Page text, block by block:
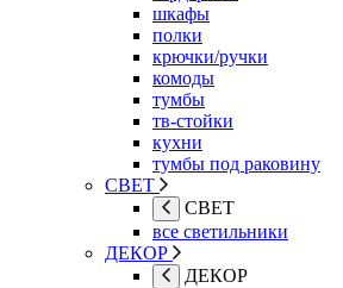
шкафы
полки
крючки/ручки
комоды
тумбы
тв-стойки
кухни
тумбы под раковину
СВЕТ
СВЕТ
все светильники
ДЕКОР
ДЕКОР